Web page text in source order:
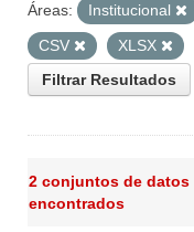
Áreas: Institucional
CSV
XLSX
Filtrar Resultados
2 conjuntos de datos
encontrados